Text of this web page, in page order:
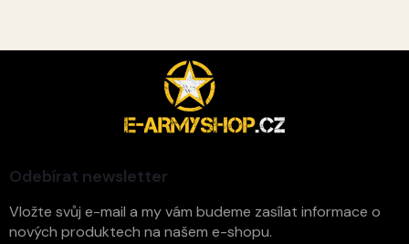
Odebírat newsletter
Vložte svůj e-mail a my vám budeme zasílat informace o
nových produktech na našem e-shopu.